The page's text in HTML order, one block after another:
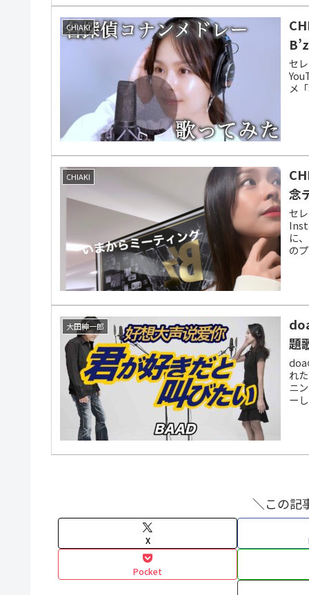
CHIAKI
セ
メ
CHIAKI
念
セ
に
の
大田紳一郎
題
doa
れ
ニ
ー
＼この記
X
Pocket